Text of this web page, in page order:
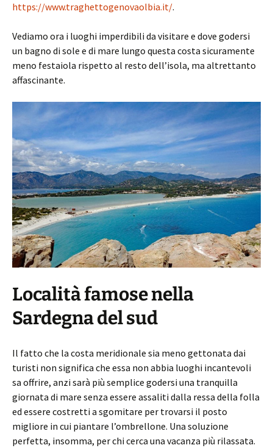
https://www.traghettogenovaolbia.it/.
Vediamo ora i luoghi imperdibili da visitare e dove godersi
un bagno di sole e di mare lungo questa costa sicuramente
meno festaiola rispetto al resto dell’isola, ma altrettanto
affascinante.
Località famose nella
Sardegna del sud
Il fatto che la costa meridionale sia meno gettonata dai
turisti non significa che essa non abbia luoghi incantevoli
sa offrire, anzi sarà più semplice godersi una tranquilla
giornata di mare senza essere assaliti dalla ressa della folla
ed essere costretti a sgomitare per trovarsi il posto
migliore in cui piantare l’ombrellone. Una soluzione
perfetta, insomma, per chi cerca una vacanza più rilassata.